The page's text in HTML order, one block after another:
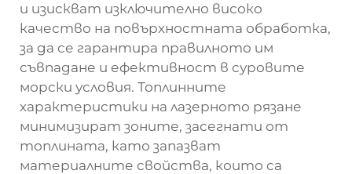
и изискват изключително високо
качество на повърхностната обработка,
за да се гарантира правилното им
съвпадане и ефективност в суровите
морски условия. Топлинните
характеристики на лазерното рязане
минимизират зоните, засегнати от
топлината, като запазват
материалните свойства, които са